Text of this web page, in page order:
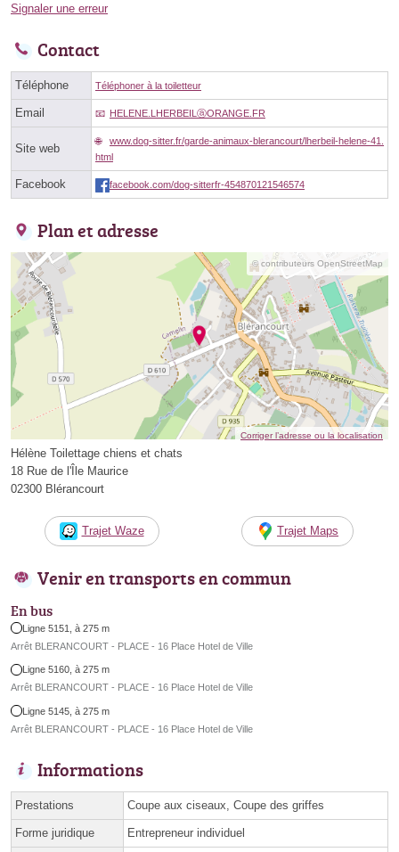
Signaler une erreur
Contact
Téléphone Téléphoner à la toiletteur
Email HELENE.LHERBEILⓐORANGE.FR
Site web
www.dog-sitter.fr/garde-animaux-blerancourt/lherbeil-helene-41.
html
Facebook facebook.com/dog-sitterfr-454870121546574
Plan et adresse
© contributeurs OpenStreetMap
Corriger l’adresse ou la localisation
Hélène Toilettage chiens et chats
18 Rue de l'Île Maurice
02300 Blérancourt
Trajet Waze Trajet Maps
Venir en transports en commun
En bus
Ligne 5151, à 275 m
Arrêt BLERANCOURT - PLACE - 16 Place Hotel de Ville
Ligne 5160, à 275 m
Arrêt BLERANCOURT - PLACE - 16 Place Hotel de Ville
Ligne 5145, à 275 m
Arrêt BLERANCOURT - PLACE - 16 Place Hotel de Ville
Informations
Prestations Coupe aux ciseaux, Coupe des griffes
Forme juridique Entrepreneur individuel